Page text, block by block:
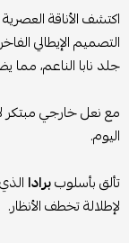
اكتشف الأناقة
التصميم الإيطالي
جلد نابا الناعم،
مع نعل خارجي
اليوم.
تألق بأسلوببرادا
لإطلالة تخطف الأنظار.